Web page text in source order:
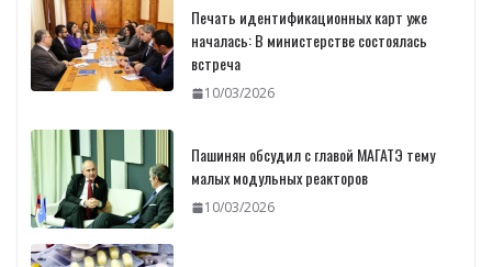
Печать идентификационных карт уже
началась: В министерстве состоялась
встреча
10/03/2026
Пашинян обсудил с главой МАГАТЭ тему
малых модульных реакторов
10/03/2026